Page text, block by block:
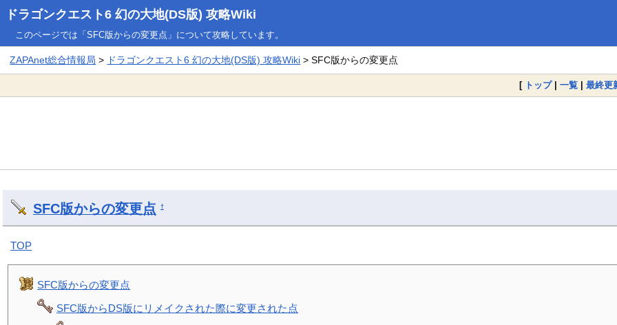
ドラゴンクエスト6 幻の大地(DS版) 攻略Wiki
このページでは「SFC版からの変更点」について攻略しています。
ZAPAnet総合情報局 > ドラゴンクエスト6 幻の大地(DS版) 攻略Wiki > SFC版からの変更点
[ トップ| 一覧 | 最終更
SFC版からの変更点 †
TOP
SFC版からの変更点
SFC版からDS版にリメイクされた際に変更された点